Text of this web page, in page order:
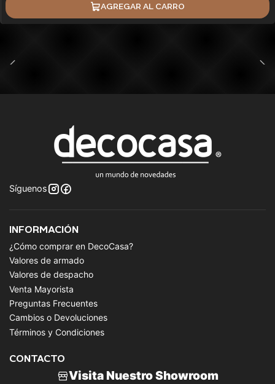
AGREGAR AL CARRO
Síguenos
INFORMACIÓN
¿Cómo comprar en DecoCasa?
Valores de armado
Valores de despacho
Venta Mayorista
Preguntas Frecuentes
Cambios o Devoluciones
Términos y Condiciones
CONTACTO
Visita Nuestro Showroom